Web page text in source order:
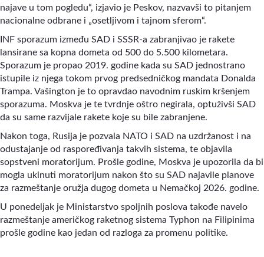
najave u tom pogledu“, izjavio je Peskov, nazvavši to pitanjem
nacionalne odbrane i „osetljivom i tajnom sferom“.
INF sporazum između SAD i SSSR-a zabranjivao je rakete
lansirane sa kopna dometa od 500 do 5.500 kilometara.
Sporazum je propao 2019. godine kada su SAD jednostrano
istupile iz njega tokom prvog predsedničkog mandata Donalda
Trampa. Vašington je to opravdao navodnim ruskim kršenjem
sporazuma. Moskva je te tvrdnje oštro negirala, optuživši SAD
da su same razvijale rakete koje su bile zabranjene.
Nakon toga, Rusija je pozvala NATO i SAD na uzdržanost i na
odustajanje od raspoređivanja takvih sistema, te objavila
sopstveni moratorijum. Prošle godine, Moskva je upozorila da bi
mogla ukinuti moratorijum nakon što su SAD najavile planove
za razmeštanje oružja dugog dometa u Nemačkoj 2026. godine.
U ponedeljak je Ministarstvo spoljnih poslova takođe navelo
razmeštanje američkog raketnog sistema Typhon na Filipinima
prošle godine kao jedan od razloga za promenu politike.